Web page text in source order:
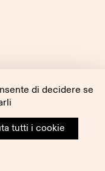
di decidere se
tutti i cookie